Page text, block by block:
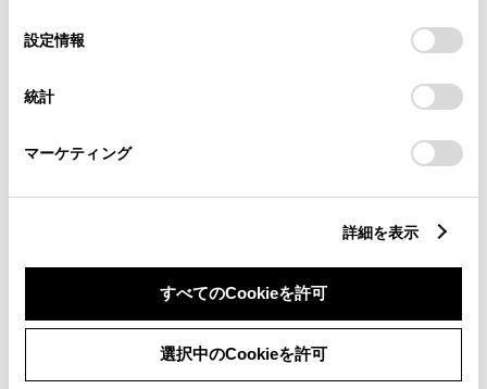
デバイスにすべてのCookie(クッキー)が保存されることに同
意したことになります。Cookie(クッキー)のオプトアウト、
設定の変更、同意を撤回したりするにあたっては、当社の
「Cookie（クッキー）情報の取り扱いについて
」をご覧くだ
設定情報
統計
マーケティング
詳細を表示
すべてのCookieを許可
選択中のCookieを許可
バックモニター
：ﾃﾞｭｱﾙｴｱﾊﾞｯｸﾞ
※ グレードによって予防安全装置の設定が異なる場合があります。
ト車の区分が異なる場合があります。
※ 予防安全装置の各機能の作動には、速度や対象物等の条件がありま
す。また、道路状況、車両状態、天候等により作動しない場合があり
ます。詳しくは、販売店スタッフにおたずねください。
※ 予防安全装置はドライバーの安全運転を支援するためのものです。機